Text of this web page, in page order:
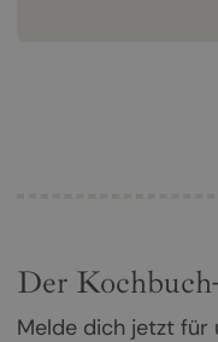
Der
Melde dich jetzt für